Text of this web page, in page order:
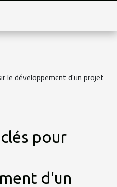
le développement d'un projet
pour
d'un